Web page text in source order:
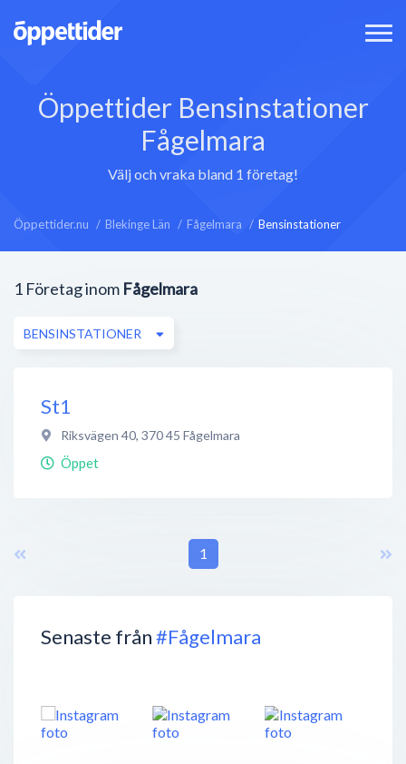
Öppettider Bensinstationer
Fågelmara
Välj och vraka bland 1 företag!
Öppettider.nu Blekinge Län Fågelmara Bensinstationer
Senaste från#Fågelmara
1 Företag inom Fågelmara
BENSINSTATIONER
St1
Riksvägen 40, 370 45 Fågelmara
Öppet
1